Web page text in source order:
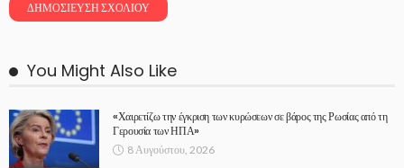
You Might Also Like
«Χαιρετίζω την έγκριση των κυρώσεων σε βάρος της Ρωσίας από τη
Γερουσία των ΗΠΑ»
8 Αυγούστου, 2026